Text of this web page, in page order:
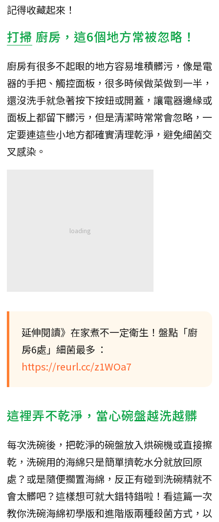
記得收藏起來！
打掃 廚房，這6個地方常被忽略！
廚房有很多不起眼的地方容易堆積髒污，像是電
器的手把、觸控面板，很多時候做菜做到一半，
還沒洗手就急著按下按鈕或開蓋，讓電器邊緣或
面板上都留下髒污，但是清潔時常常會忽略，一
定要連這些小地方都確實清理乾淨，避免細菌交
叉感染。
延伸閱讀》在家煮不一定衛生！盤點「廚
房6處」細菌最多 ：
https://reurl.cc/z1WOa7
這裡弄不乾淨，當心碗盤越洗越髒
每次洗碗後，把乾淨的碗盤放入烘碗機或直接擦
乾，洗碗用的海綿只是簡單擠乾水分就放回原
處？或是隨便擱置海綿，反正有碰到洗碗精就不
會太髒吧？這樣想可就大錯特錯啦！看這篇一次
教你洗碗海綿初學版和進階版兩種殺菌方式，以